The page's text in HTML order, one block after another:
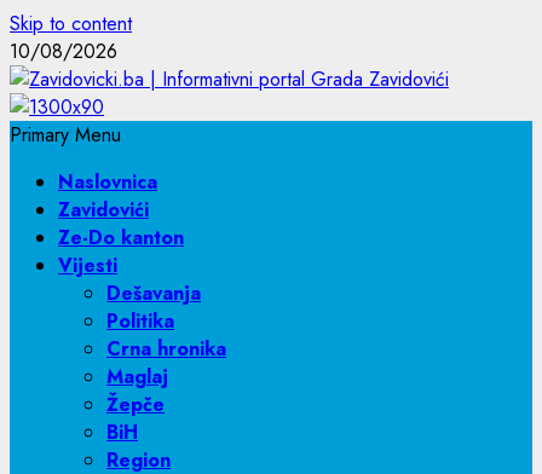
Skip to content
10/08/2026
Primary Menu
Naslovnica
Zavidovići
Ze-Do kanton
Vijesti
Dešavanja
Politika
Crna hronika
Maglaj
Žepče
BiH
Region